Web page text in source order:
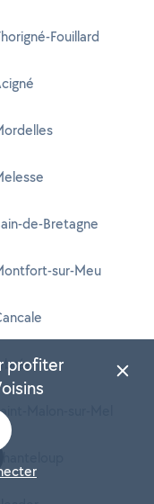
Fouillard
de-Bretagne
sur-Meu
Malon-sur-Mel
profiter